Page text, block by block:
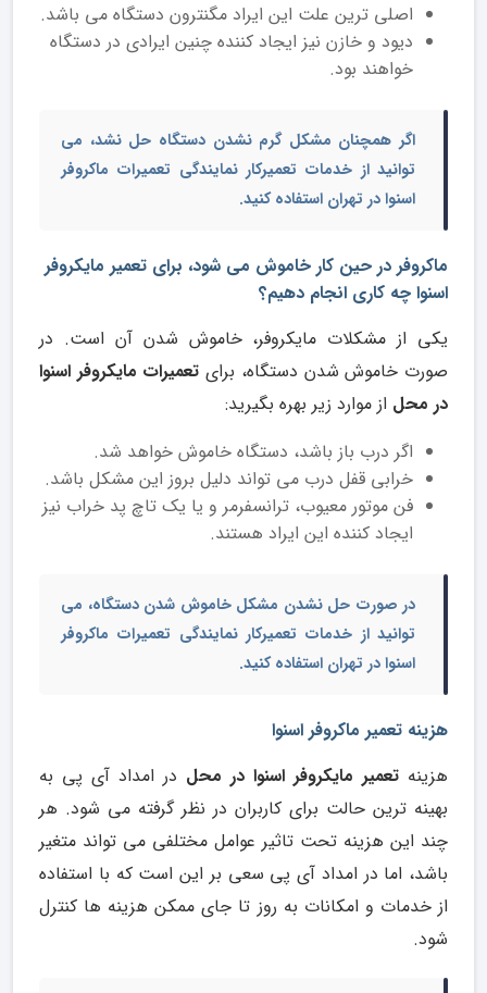
اصلی ترین علت این ایراد مگنترون دستگاه می باشد.
دیود و خازن نیز ایجاد کننده چنین ایرادی در دستگاه
خواهند بود.
اگر همچنان مشکل گرم نشدن دستگاه حل نشد، می
توانید از خدمات تعمیرکار نمایندگی تعمیرات ماکروفر
اسنوا در تهران استفاده کنید.
ماکروفر در حین کار خاموش می شود، برای تعمیر مایکروفر
اسنوا چه کاری انجام دهیم؟
یکی از مشکلات مایکروفر، خاموش شدن آن است. در
صورت خاموش شدن دستگاه، برای تعمیرات مایکروفر اسنوا
در محل از موارد زیر بهره بگیرید:
اگر درب باز باشد، دستگاه خاموش خواهد شد.
خرابی قفل درب می تواند دلیل بروز این مشکل باشد.
فن موتور معیوب، ترانسفرمر و یا یک تاچ پد خراب نیز
ایجاد کننده این ایراد هستند.
در صورت حل نشدن مشکل خاموش شدن دستگاه، می
توانید از خدمات تعمیرکار نمایندگی تعمیرات ماکروفر
اسنوا در تهران استفاده کنید.
هزینه تعمیر ماکروفر اسنوا
هزینه تعمیر مایکروفر اسنوا در محل در امداد آی پی به
بهینه ترین حالت برای کاربران در نظر گرفته می شود. هر
چند این هزینه تحت تاثیر عوامل مختلفی می تواند متغیر
باشد، اما در امداد آی پی سعی بر این است که با استفاده
از خدمات و امکانات به روز تا جای ممکن هزینه ها کنترل
شود.